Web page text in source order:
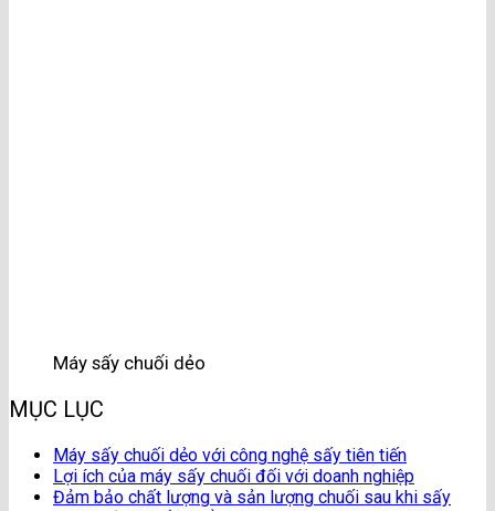
Máy sấy chuối dẻo
MỤC LỤC
Máy sấy chuối dẻo với công nghệ sấy tiên tiến
Lợi ích của máy sấy chuối đối với doanh nghiệp
Đảm bảo chất lượng và sản lượng chuối sau khi sấy